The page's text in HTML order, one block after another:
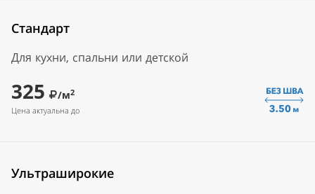
Стандарт
Для кухни, спальни или детской
325 /м2
Цена актуальна до
Ультраширокие